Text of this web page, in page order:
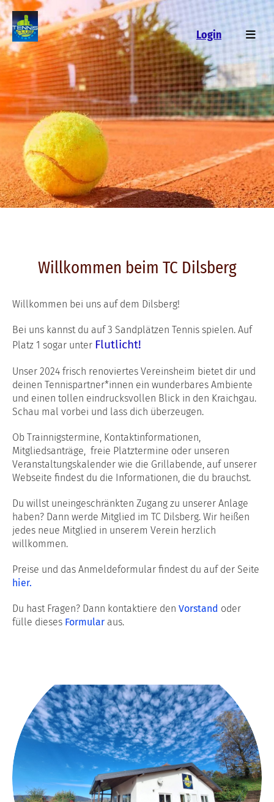
Login
Willkommen beim TC Dilsberg
Willkommen bei uns auf dem Dilsberg!
Bei uns kannst du auf 3 Sandplätzen Tennis spielen. Auf
Platz 1 sogar unter Flutlicht!
Unser 2024 frisch renoviertes Vereinsheim bietet dir und
deinen Tennispartner*innen ein wunderbares Ambiente
und einen tollen eindrucksvollen Blick in den Kraichgau.
Schau mal vorbei und lass dich überzeugen.
Ob Trainnigstermine, Kontaktinformationen,
Mitgliedsanträge, freie Platztermine oder unseren
Veranstaltungskalender wie die Grillabende, auf unserer
Webseite findest du die Informationen, die du brauchst.
Du willst uneingeschränkten Zugang zu unserer Anlage
haben? Dann werde Mitglied im TC Dilsberg. Wir heißen
jedes neue Mitglied in unserem Verein herzlich
willkommen.
Preise und das Anmeldeformular findest du auf der Seite
hier.
Du hast Fragen? Dann kontaktiere den Vorstand oder
fülle dieses Formular aus.